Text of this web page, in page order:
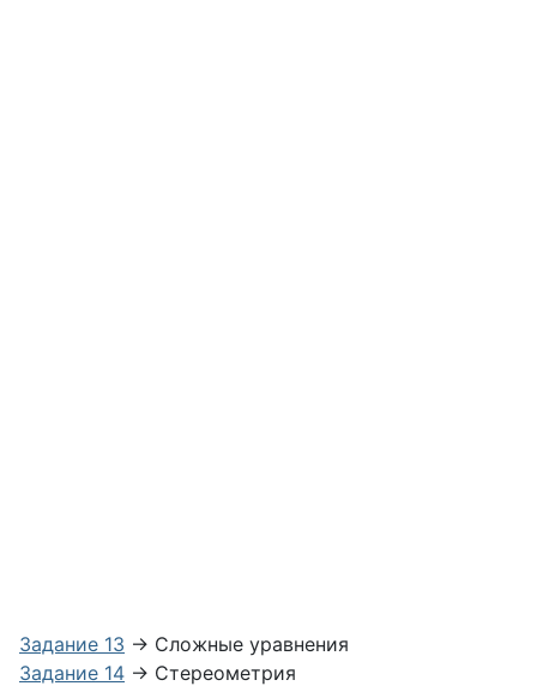
Задание 13 → Сложные уравнения
Задание 14 → Стереометрия